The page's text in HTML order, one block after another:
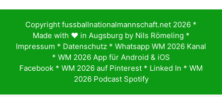
Copyright fussballnationalmannschaft.net 2026 *
Made with ♥️ in Augsburg by Nils Römeling *
Impressum * Datenschutz * Whatsapp WM 2026 Kanal
* WM 2026 App für Android & iOS
Facebook * WM 2026 auf Pinterest * Linked In * WM
2026 Podcast Spotify